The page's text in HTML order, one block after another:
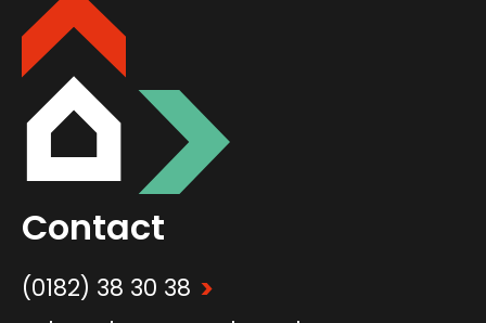
Contact
(0182) 38 30 38 >